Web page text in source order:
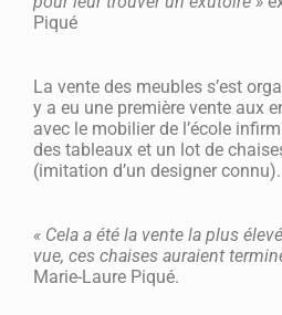
Piqué
La vente des meubles s’est
y a eu une première vente aux
avec le mobilier de l’école
des tableaux et un lot de
(imitation d’un designer connu).
« Cela a été la vente la plus
vue, ces chaises auraient
Marie-Laure Piqué.